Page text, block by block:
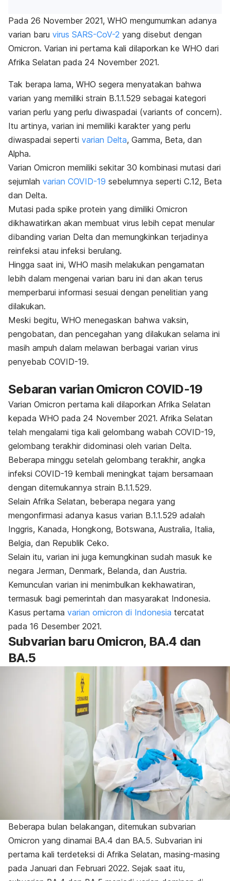
Pada 26 November 2021, WHO mengumumkan adanya
varian baru virus SARS-CoV-2 yang disebut dengan
Omicron. Varian ini pertama kali dilaporkan ke WHO dari
Afrika Selatan pada 24 November 2021.
Tak berapa lama, WHO segera menyatakan bahwa
varian yang memiliki strain B.1.1.529 sebagai kategori
varian perlu yang perlu diwaspadai (variants of concern).
Itu artinya, varian ini memiliki karakter yang perlu
diwaspadai seperti varian Delta, Gamma, Beta, dan
Alpha.
Varian Omicron memiliki sekitar 30 kombinasi mutasi dari
sejumlah varian COVID-19 sebelumnya seperti C.12, Beta
dan Delta.
Mutasi pada spike protein yang dimiliki Omicron
dikhawatirkan akan membuat virus lebih cepat menular
dibanding varian Delta dan memungkinkan terjadinya
reinfeksi atau infeksi berulang.
Hingga saat ini, WHO masih melakukan pengamatan
lebih dalam mengenai varian baru ini dan akan terus
memperbarui informasi sesuai dengan penelitian yang
dilakukan.
Meski begitu, WHO menegaskan bahwa vaksin,
pengobatan, dan pencegahan yang dilakukan selama ini
masih ampuh dalam melawan berbagai varian virus
penyebab COVID-19.
Sebaran varian Omicron COVID-19
Varian Omicron pertama kali dilaporkan Afrika Selatan
kepada WHO pada 24 November 2021. Afrika Selatan
telah mengalami tiga kali gelombang wabah COVID-19,
gelombang terakhir didominasi oleh varian Delta.
Beberapa minggu setelah gelombang terakhir, angka
infeksi COVID-19 kembali meningkat tajam bersamaan
dengan ditemukannya strain B.1.1.529.
Selain Afrika Selatan, beberapa negara yang
mengonfirmasi adanya kasus varian B.1.1.529 adalah
Inggris, Kanada, Hongkong, Botswana, Australia, Italia,
Belgia, dan Republik Ceko.
Selain itu, varian ini juga kemungkinan sudah masuk ke
negara Jerman, Denmark, Belanda, dan Austria.
Kemunculan varian ini menimbulkan kekhawatiran,
termasuk bagi pemerintah dan masyarakat Indonesia.
Kasus pertama varian omicron di Indonesia tercatat
pada 16 Desember 2021.
Subvarian baru Omicron, BA.4 dan
BA.5
Beberapa bulan belakangan, ditemukan subvarian
Omicron yang dinamai BA.4 dan BA.5. Subvarian ini
pertama kali terdeteksi di Afrika Selatan, masing-masing
pada Januari dan Februari 2022. Sejak saat itu,